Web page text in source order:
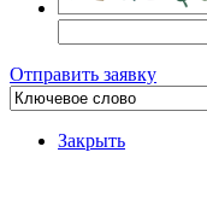
Отправить заявку
Закрыть